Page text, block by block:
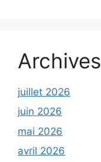
Archives
juillet 2026
juin 2026
mai 2026
avril 2026